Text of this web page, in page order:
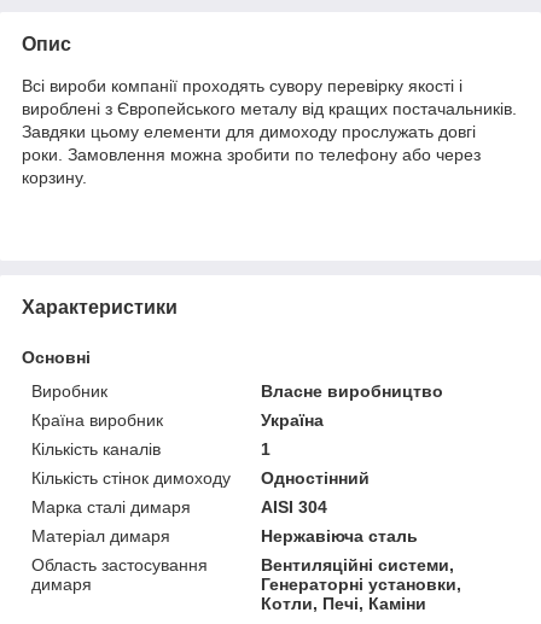
Опис
Всі вироби компанії проходять сувору перевірку якості і
вироблені з Європейського металу від кращих постачальників.
Завдяки цьому елементи для димоходу прослужать довгі
роки. Замовлення можна зробити по телефону або через
корзину.
Характеристики
Основні
Виробник
Власне виробництво
Країна виробник
Україна
Кількість каналів
1
Кількість стінок димоходу
Одностінний
Марка сталі димаря
AISI 304
Матеріал димаря
Нержавіюча сталь
Область застосування
димаря
Вентиляційні системи,
Генераторні установки,
Котли, Печі, Каміни